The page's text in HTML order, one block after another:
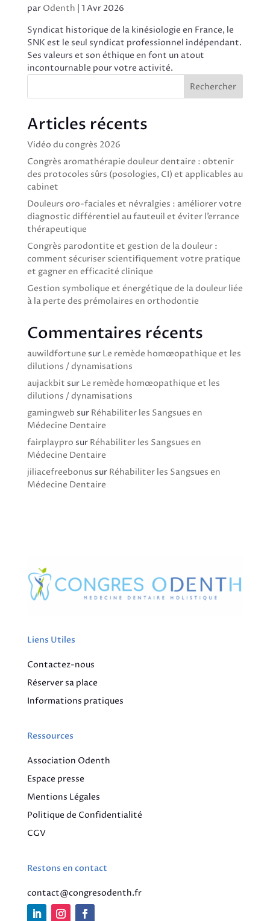
par Odenth 1 Avr 2026
Syndicat historique de la kinésiologie en France, le
SNK est le seul syndicat professionnel indépendant.
Ses valeurs et son éthique en font un atout
incontournable pour votre activité.
Rechercher
Articles récents
Vidéo du congrès 2026
Congrès aromathérapie douleur dentaire : obtenir
des protocoles sûrs (posologies, CI) et applicables au
cabinet
Douleurs oro-faciales et névralgies : améliorer votre
diagnostic différentiel au fauteuil et éviter l’errance
thérapeutique
Congrès parodontite et gestion de la douleur :
comment sécuriser scientifiquement votre pratique
et gagner en efficacité clinique
Gestion symbolique et énergétique de la douleur liée
à la perte des prémolaires en orthodontie
Commentaires récents
auwildfortune sur Le remède homœopathique et les
dilutions / dynamisations
aujackbit sur Le remède homœopathique et les
dilutions / dynamisations
gamingweb sur Réhabiliter les Sangsues en
Médecine Dentaire
fairplaypro sur Réhabiliter les Sangsues en
Médecine Dentaire
jiliacefreebonus sur Réhabiliter les Sangsues en
Médecine Dentaire
Liens Utiles
Contactez-nous
Réserver sa place
Informations pratiques
Ressources
Association Odenth
Espace presse
Mentions Légales
Politique de Confidentialité
CGV
Restons en contact
contact@congresodenth.fr